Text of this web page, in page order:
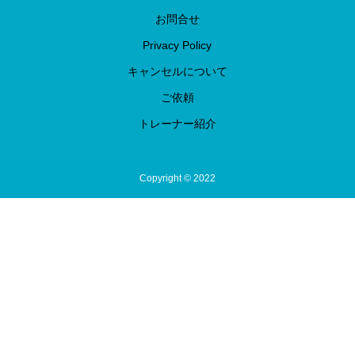
お問合せ
Privacy Policy
キャンセルについて
ご依頼
トレーナー紹介
Copyright © 2022